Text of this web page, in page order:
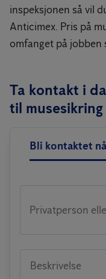
inspeksjonen så vil
Anticimex. Pris på
omfanget på jobben
Ta kontakt i
til musesikring
Bli kontaktet nå
Privatperson
Beskrivelse